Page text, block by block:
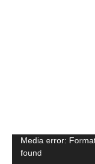
Video
oynatıcı
Media error:
found